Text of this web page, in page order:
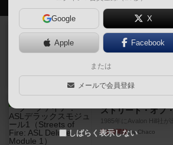
レビュー
ヘッジロウ・ヘル
1987年にAvalon Hill社
He...
約1時間前by Chaco
1985年にAvalon Hill社が
約1時間前by Chaco
Google X
Apple Facebook
または
メールで会員登録
しばらく表示しない